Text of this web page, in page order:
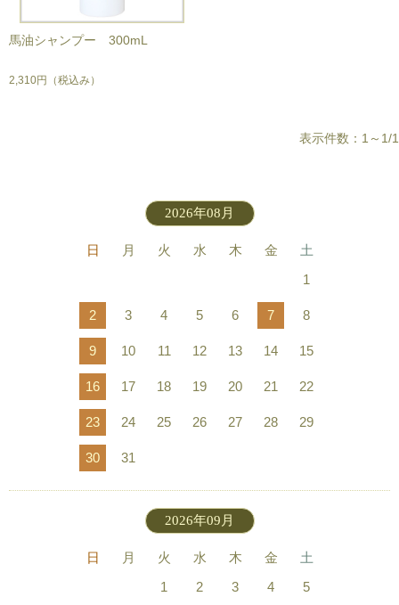
馬油シャンプー 300mL
2,310円 （税込み）
表示件数：1～1/1
2026年08月
日 月 火 水 木 金
土
1
2 3 4 5 6 7 8
9 10 11 12 13 14 15
16 17 18 19 20 21 22
23 24 25 26 27 28 29
30 31
2026年09月
日 月 火 水 木 金
土
1
2 3 4 5